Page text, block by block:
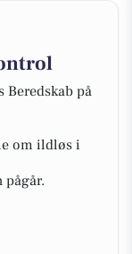
Beredskab på
om ildløs i
pågår.